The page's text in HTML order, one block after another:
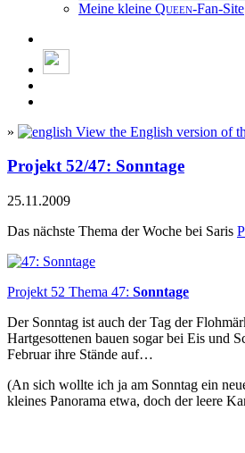
Meine kleine Queen-Fan-Site
» View the English version of
Projekt 52/47: Sonntage
25.11.2009
Das nächste Thema der Woche bei Saris
Projekt 52 Thema 47: Sonntage
Der Sonntag ist auch der Tag der
Hartgesottenen bauen sogar bei Eis und
Februar ihre Stände auf…
(An sich wollte ich ja am Sonntag ein
kleines Panorama etwa, doch der leere